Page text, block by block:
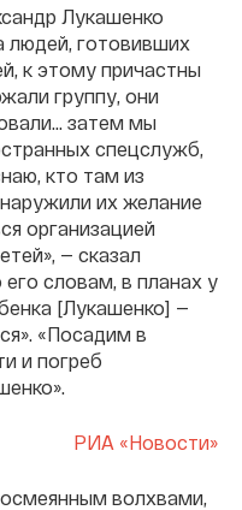
Лукашенко
людей, готовивших
к этому причастны
группу, они
затем мы
спецслужб,
кто там из
их желание
организацией
— сказал
словам, в планах у
[Лукашенко] —
«Посадим в
и погреб
РИА «Новости»
волхвами,